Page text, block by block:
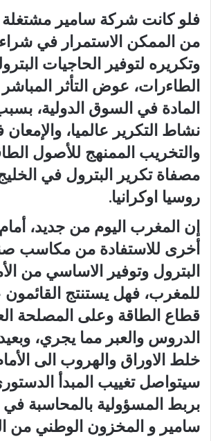
فلو كانت شركة سامير مشتغلة
من الممكن الاستمرار في شراء
وتكريره لتوفير الحاجيات
الطاءرات، عوض التأثر المباشر
المادة في السوق الدولية،
نشاط التكرير عالميا، والإمعان
والتخريب الممنهج للأصول
مصفاة تكرير البترول في
روسيا اوكرانيا.
إن المغرب اليوم من جديد،
أخرى للاستفادة من مكاسب
البترول وتوفير الاساسي من
للمغرب، فهل يستنتج
قطاع الطاقة وعلى المصلحة
الدروس والعبر مما يجري،
خلط الاوراق والهروب الى
سيتواصل تغييب المبدأ
بربط المسؤولية بالمحاسبة
سامير و المخزون الوطني من